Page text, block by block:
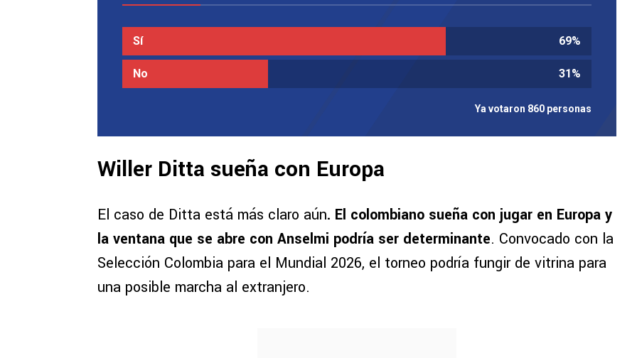
Sí 69%
No 31 %
Ya votaron 860 personas
Willer Ditta sueña con Europa
El caso de Ditta está más claro aún. El colombiano sueña con jugar en Europa y
la ventana que se abre con Anselmi podría ser determinante. Convocado con la
Selección Colombia para el Mundial 2026, el torneo podría fungir de vitrina para
una posible marcha al extranjero.